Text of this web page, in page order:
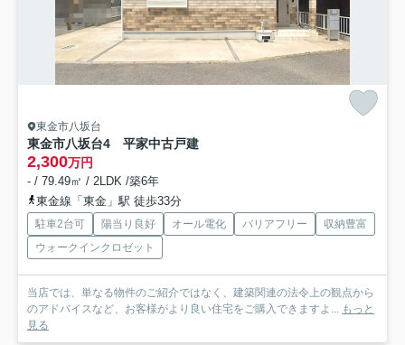
東金市八坂台
東金市八坂台4 平家中古戸建
2,300万円
- / 79.49㎡ / 2LDK /築6年
東金線「東金」駅 徒歩33分
駐車2台可 陽当り良好 オール電化 バリアフリー
収納豊富
ウォークインクロゼット
当店では、単なる物件のご紹介ではなく、建築関連の法令上の観点から
のアドバイスなど、お客様がより良い住宅をご購入できますよ...
もっと
見る